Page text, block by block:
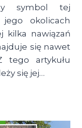
symbol tej
okolicach
kilka nawiązań
się nawet
tego artykułu
się jej…